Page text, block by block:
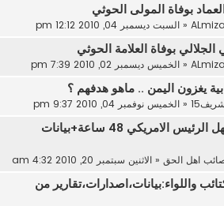
بوفاة المولى الحوثي
« السبت ديسمبر 04, 2010 12:12 pm
بوفاة العلامة الحوثي
« الخميس ديسمبر 02, 2010 7:39 pm
يغزون اليمن .. ماهو هدفهم ؟
« الخميس نوفمبر 04, 2010 9:37 pm
كتائب حزب الله تمهل الرئيس الامريكي 48 ساعة+بيانات
اهل الحق« الاثنين سبتمبر 20, 2010 4:32 am
واللواء:بيانات،اصدارات،تقارير من